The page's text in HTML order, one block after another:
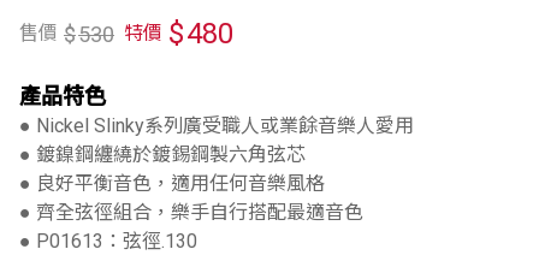
售價 $530 特價 $480
產品特色
● Nickel Slinky系列廣受職人或業餘音樂人愛用
● 鍍鎳鋼纏繞於鍍錫鋼製六角弦芯
● 良好平衡音色，適用任何音樂風格
● 齊全弦徑組合，樂手自行搭配最適音色
● P01613：弦徑.130